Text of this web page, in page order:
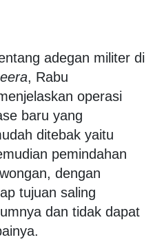
adegan militer di
, Rabu
operasi
baru yang
ditebak yaitu
pemindahan
dengan
tujuan saling
dan tidak dapat